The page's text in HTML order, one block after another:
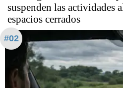
suspenden las actividades
espacios cerrados
#02